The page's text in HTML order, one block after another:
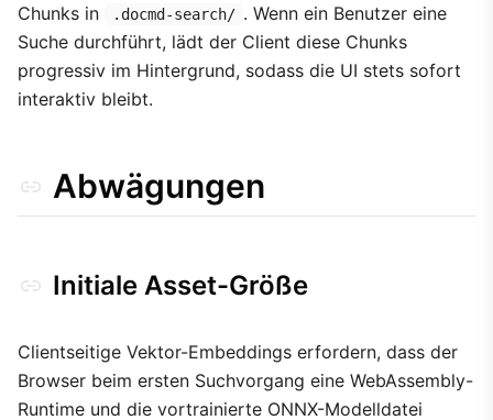
Chunks in
.docmd-search/ . Wenn ein Benutzer eine
Suche durchführt, lädt der Client diese Chunks
progressiv im Hintergrund, sodass die UI stets sofort
interaktiv bleibt.
Abwägungen
Initiale Asset-Größe
Clientseitige Vektor-Embeddings erfordern, dass der
Browser beim ersten Suchvorgang eine WebAssembly-
Runtime und die vortrainierte ONNX-Modelldatei